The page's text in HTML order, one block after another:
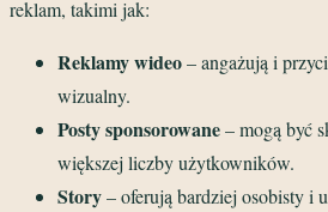
reklam, takimi jak:
Reklamy wideo– angażują i
wizualny.
Posty sponsorowane– mogą być
większej liczby użytkowników.
Story– oferują bardziej osobisty i